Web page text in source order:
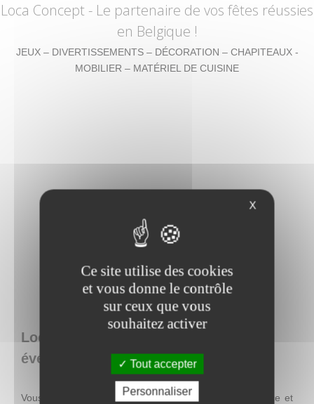
Loca Concept - Le partenaire de vos fêtes réussies
en Belgique !
JEUX – DIVERTISSEMENTS – DÉCORATION – CHAPITEAUX -
MOBILIER – MATÉRIEL DE CUISINE
Loca Concept : location de matériel
événementiel en Belgique
Vous recherchez une décoration facile à mettre en place et
X
Ce site utilise des cookies
et vous donne le contrôle
sur ceux que vous
souhaitez activer
Tout accepter
Personnaliser